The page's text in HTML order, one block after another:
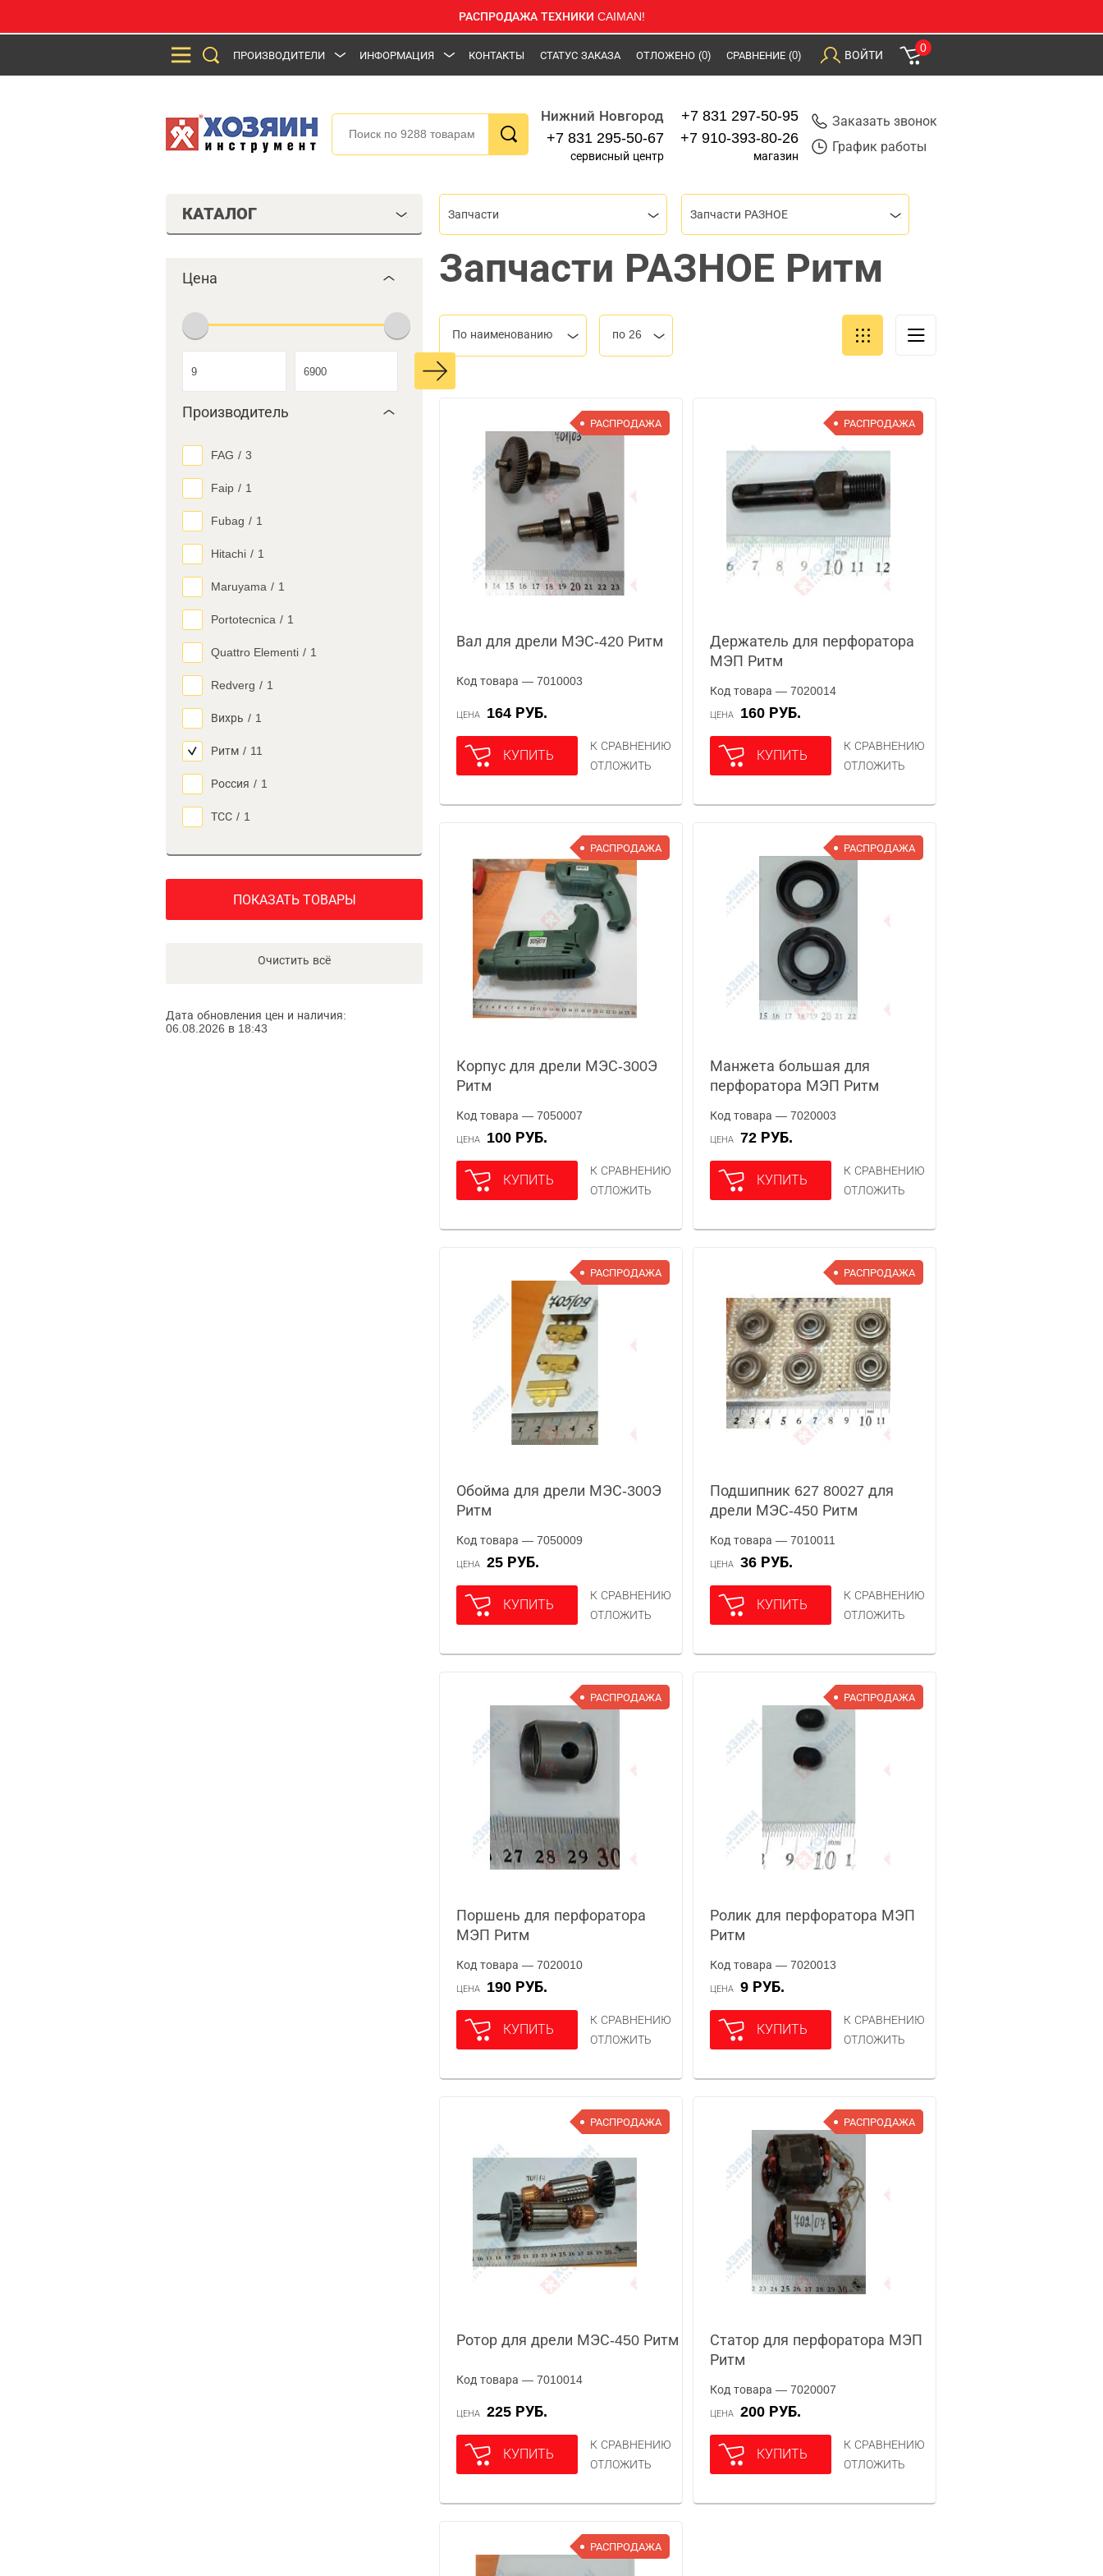
РАСПРОДАЖА ТЕХНИКИ CAIMAN!
ПРОИЗВОДИТЕЛИ ИНФОРМАЦИЯ КОНТАКТЫ СТАТУС ЗАКАЗА ОТЛОЖЕНО (0) СРАВНЕНИЕ (0) ВОЙТИ
0
Нижний Новгород
+7 831 295-50-67
сервисный центр
+7 831 297-50-95
+7 910-393-80-26
магазин
Заказать звонок
График работы
КАТАЛОГ
Цена
Производитель
FAG / 3
Faip / 1
Fubag / 1
Hitachi / 1
Maruyama / 1
Portotecnica / 1
Quattro Elementi / 1
Redverg / 1
Вихрь / 1
Ритм / 11
Россия / 1
ТСС / 1
ПОКАЗАТЬ ТОВАРЫ
Очистить всё
Дата обновления цен и наличия:
06.08.2026 в 18:43
Запчасти Запчасти РАЗНОЕ
Запчасти РАЗНОЕ Ритм
По наименованию по 26
РАСПРОДАЖА
Вал для дрели МЭС-420 Ритм
Код товара — 7010003
ЦЕНА 164 РУБ.
КУПИТЬ
К СРАВНЕНИЮ
ОТЛОЖИТЬ
РАСПРОДАЖА
Держатель для перфоратора
МЭП Ритм
Код товара — 7020014
ЦЕНА 160 РУБ.
КУПИТЬ
К СРАВНЕНИЮ
ОТЛОЖИТЬ
РАСПРОДАЖА
Корпус для дрели МЭС-300Э
Ритм
Код товара — 7050007
ЦЕНА 100 РУБ.
КУПИТЬ
К СРАВНЕНИЮ
ОТЛОЖИТЬ
РАСПРОДАЖА
Манжета большая для
перфоратора МЭП Ритм
Код товара — 7020003
ЦЕНА 72 РУБ.
КУПИТЬ
К СРАВНЕНИЮ
ОТЛОЖИТЬ
РАСПРОДАЖА
Обойма для дрели МЭС-300Э
Ритм
Код товара — 7050009
ЦЕНА 25 РУБ.
КУПИТЬ
К СРАВНЕНИЮ
ОТЛОЖИТЬ
РАСПРОДАЖА
Подшипник 627 80027 для
дрели МЭС-450 Ритм
Код товара — 7010011
ЦЕНА 36 РУБ.
КУПИТЬ
К СРАВНЕНИЮ
ОТЛОЖИТЬ
РАСПРОДАЖА
Поршень для перфоратора
МЭП Ритм
Код товара — 7020010
ЦЕНА 190 РУБ.
КУПИТЬ
К СРАВНЕНИЮ
ОТЛОЖИТЬ
РАСПРОДАЖА
Ролик для перфоратора МЭП
Ритм
Код товара — 7020013
ЦЕНА 9 РУБ.
КУПИТЬ
К СРАВНЕНИЮ
ОТЛОЖИТЬ
РАСПРОДАЖА
Ротор для дрели МЭС-450 Ритм
Код товара — 7010014
ЦЕНА 225 РУБ.
КУПИТЬ
К СРАВНЕНИЮ
ОТЛОЖИТЬ
РАСПРОДАЖА
Статор для перфоратора МЭП
Ритм
Код товара — 7020007
ЦЕНА 200 РУБ.
КУПИТЬ
К СРАВНЕНИЮ
ОТЛОЖИТЬ
РАСПРОДАЖА